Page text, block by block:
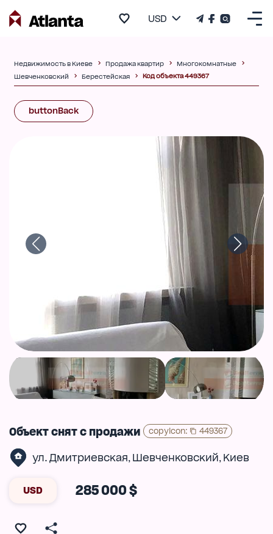
USD
Недвижимость в Киеве Продажа квартир
Многокомнатные
Шевченковский
Берестейская Код объекта 449367
buttonBack
Объект снят с продажи copyIcon: 449367
ул. Дмитриевская, Шевченковский, Киев
USD 285 000 $